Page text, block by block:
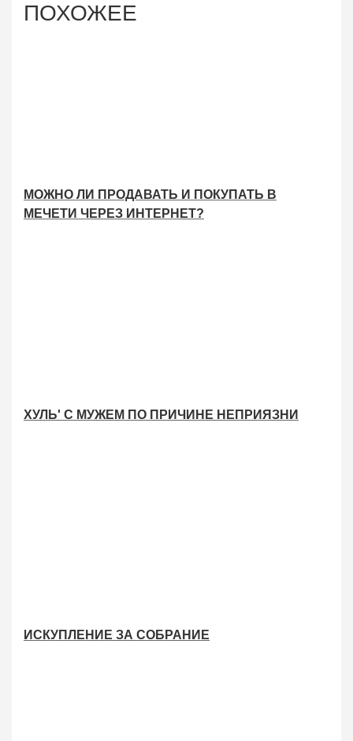
ПОХОЖЕЕ
МОЖНО ЛИ ПРОДАВАТЬ И ПОКУПАТЬ В
МЕЧЕТИ ЧЕРЕЗ ИНТЕРНЕТ?
ХУЛЬ' С МУЖЕМ ПО ПРИЧИНЕ НЕПРИЯЗНИ
ИСКУПЛЕНИЕ ЗА СОБРАНИЕ